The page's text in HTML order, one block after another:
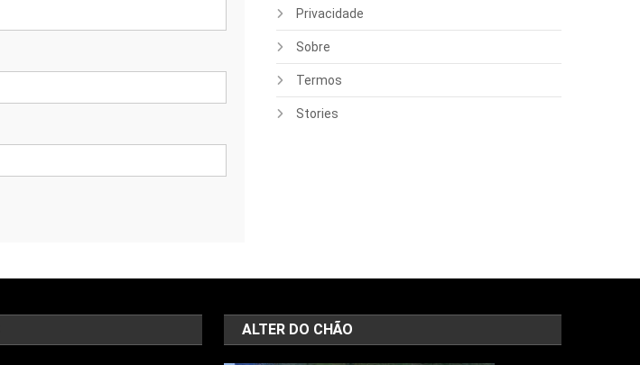
Privacidade
Sobre
Termos
Stories
ALTER DO CHÃO